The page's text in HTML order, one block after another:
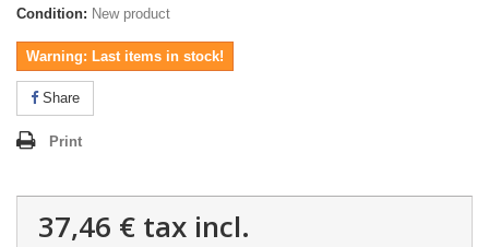
Condition: New product
Warning: Last items in stock!
Share
Print
37,46 € tax incl.